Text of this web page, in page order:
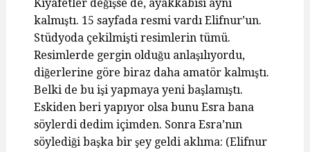
Kıyafetler değişse de, ayakkabısı aynı
kalmıştı. 15 sayfada resmi vardı Elifnur’un.
Stüdyoda çekilmişti resimlerin tümü.
Resimlerde gergin olduğu anlaşılıyordu,
diğerlerine göre biraz daha amatör kalmıştı.
Belki de bu işi yapmaya yeni başlamıştı.
Eskiden beri yapıyor olsa bunu Esra bana
söylerdi dedim içimden. Sonra Esra’nın
söylediği başka bir şey geldi aklıma: (Elifnur